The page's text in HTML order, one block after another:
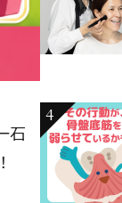
石
4